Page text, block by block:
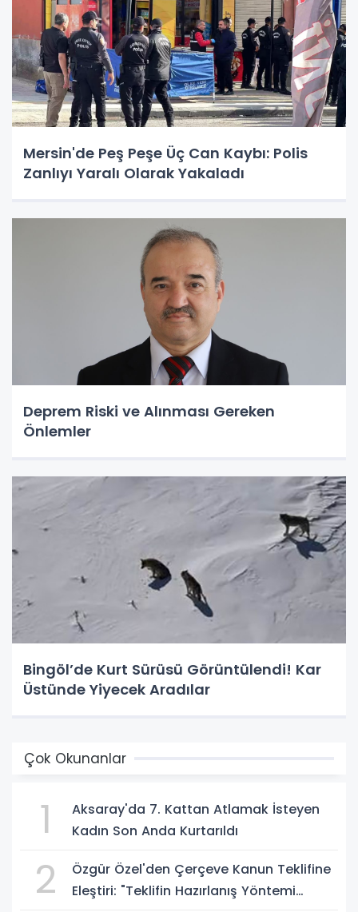
Mersin'de Peş Peşe Üç Can Kaybı: Polis
Zanlıyı Yaralı Olarak Yakaladı
Deprem Riski ve Alınması Gereken
Önlemler
Bingöl’de Kurt Sürüsü Görüntülendi! Kar
Üstünde Yiyecek Aradılar
Çok Okunanlar
1
Aksaray'da 7. Kattan Atlamak İsteyen
Kadın Son Anda Kurtarıldı
2
Özgür Özel'den Çerçeve Kanun Teklifine
Eleştiri: "Teklifin Hazırlanış Yöntemi